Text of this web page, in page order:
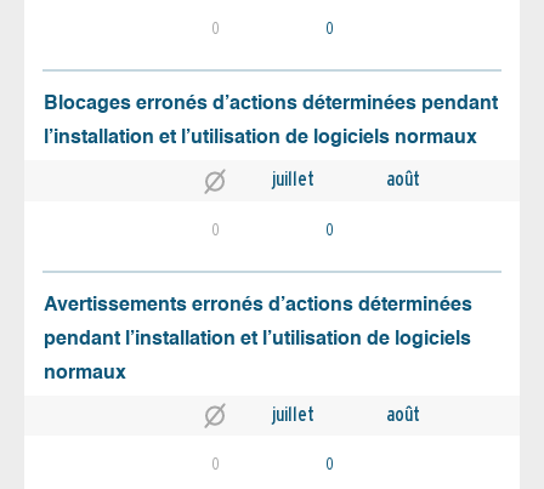
0 0
Blocages erronés d’actions déterminées pendant
l’installation et l’utilisation de logiciels normaux
juillet août
0 0
Avertissements erronés d’actions déterminées
pendant l’installation et l’utilisation de logiciels
normaux
juillet août
0 0